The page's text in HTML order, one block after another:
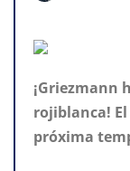
¡Griezmann
rojiblanca!
próxima